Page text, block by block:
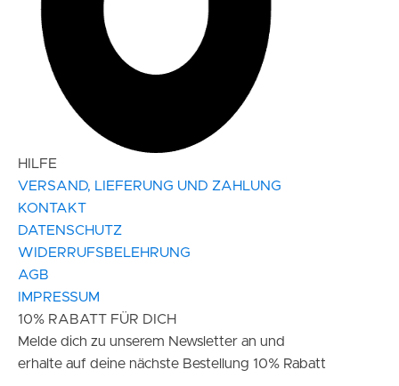
HILFE
VERSAND, LIEFERUNG UND ZAHLUNG
KONTAKT
DATENSCHUTZ
WIDERRUFSBELEHRUNG
AGB
IMPRESSUM
10% RABATT FÜR DICH
Melde dich zu unserem Newsletter an und
erhalte auf deine nächste Bestellung 10% Rabatt